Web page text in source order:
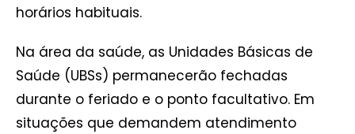
horários habituais.
Na área da saúde, as Unidades Básicas de
Saúde (UBSs) permanecerão fechadas
durante o feriado e o ponto facultativo. Em
situações que demandem atendimento